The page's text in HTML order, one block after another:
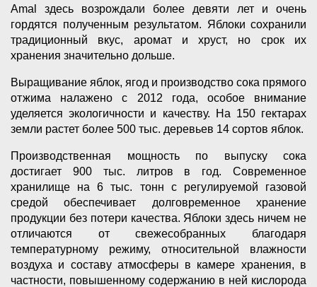
Amal здесь возрождали более девяти лет и очень
гордятся полученным результатом. Яблоки сохранили
традиционный вкус, аромат и хруст, но срок их
хранения значительно дольше.
Выращивание яблок, ягод и производство сока прямого
отжима налажено с 2012 года, особое внимание
уделяется экологичности и качеству. На 150 гектарах
земли растет более 500 тыс. деревьев 14 сортов яблок.
Производственная мощность по выпуску сока
достигает 900 тыс. литров в год. Современное
хранилище на 6 тыс. тонн с регулируемой газовой
средой обеспечивает долговременное хранение
продукции без потери качества. Яблоки здесь ничем не
отличаются от свежесобранных благодаря
температурному режиму, относительной влажности
воздуха и составу атмосферы в камере хранения, в
частности, повышенному содержанию в ней кислорода